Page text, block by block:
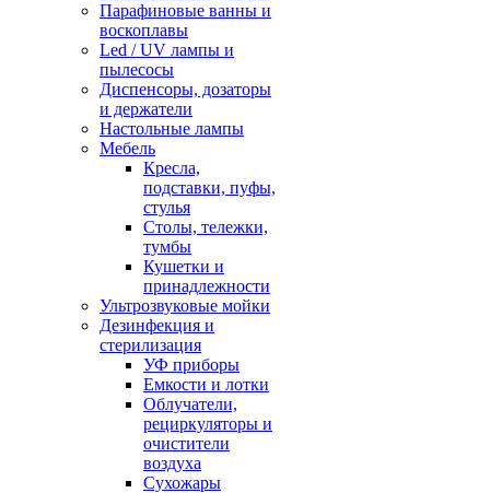
Парафиновые ванны и
воскоплавы
Led / UV лампы и
пылесосы
Диспенсоры, дозаторы
и держатели
Настольные лампы
Мебель
Кресла,
подставки, пуфы,
стулья
Столы, тележки,
тумбы
Кушетки и
принадлежности
Ультрозвуковые мойки
Дезинфекция и
стерилизация
УФ приборы
Емкости и лотки
Облучатели,
рециркуляторы и
очистители
воздуха
Сухожары